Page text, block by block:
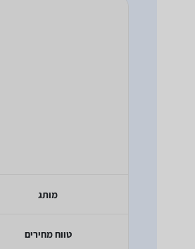
מותג
טווח מחירים